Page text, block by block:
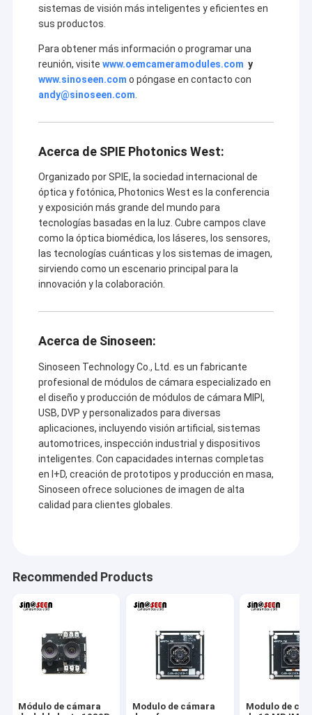
Inicio
Productos
Videos
VR Show
Control de Calidad
Contacto
noticias
Todos los casos
Módulos de la cámara del OEM
Módulo de la cámara del USB
Módulo de la cámara de MIPI
Módulo de la cámara de DVP
Módulo global de la cámara del obturador
módulo del webcam del ordenador portátil
sistemas de visión más inteligentes y eficientes en
sus productos.
Para obtener más información o programar una
reunión, visite www.oemcameramodules.com y
www.sinoseen.com o póngase en contacto con
andy@sinoseen.com.
Acerca de SPIE Photonics West:
Organizado por SPIE, la sociedad internacional de
óptica y fotónica, Photonics West es la conferencia
y exposición más grande del mundo para
tecnologías basadas en la luz. Cubre campos clave
como la óptica biomédica, los láseres, los sensores,
las tecnologías cuánticas y los sistemas de imagen,
sirviendo como un escenario principal para la
innovación y la colaboración.
Acerca de Sinoseen:
Sinoseen Technology Co., Ltd. es un fabricante
profesional de módulos de cámara especializado en
el diseño y producción de módulos de cámara MIPI,
USB, DVP y personalizados para diversas
aplicaciones, incluyendo visión artificial, sistemas
automotrices, inspección industrial y dispositivos
inteligentes. Con capacidades internas completas
en I+D, creación de prototipos y producción en masa,
Sinoseen ofrece soluciones de imagen de alta
calidad para clientes globales.
Recommended Products
Módulo de cámara
Modulo de cámara
Modulo de
La tecnología Co., Ltd de Shenzhen Sinoseen fue establecida en
dedicado a proveer de clientes las diversas soluciones
modificadas para requisitos particulares OEM/ODM del
tratamiento de la imagen del Cmos del diseño y del desarrollo,
fabricación, a las después-ventas service.we todo en uno se
sienten confiados ofrecer a clientes con el precio más
cámara del USB, delacámara de MIPI, módulo de
cámara del cuaderno, cámara de seguridad, cámara del
coche y los productos elegantes delacámara delapiedra de
afilar en muchas diversas áreas como VR, AR, 3D, el AI, el
dispositivo usable, las auriculares, la robótica
vidrios, IoT,
industrial, agrotechny médicos, biométrica, proyección de
imagen, visión por ordenador, visión de ordenador, seguridad,
etc. Cualquier relacionado con el producto con el módulo de
cámara,podemos encontrar la mejor solución para usted.